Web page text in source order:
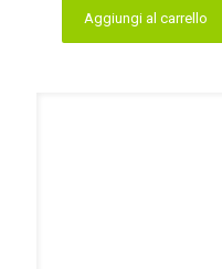
Aggiungi al carrello